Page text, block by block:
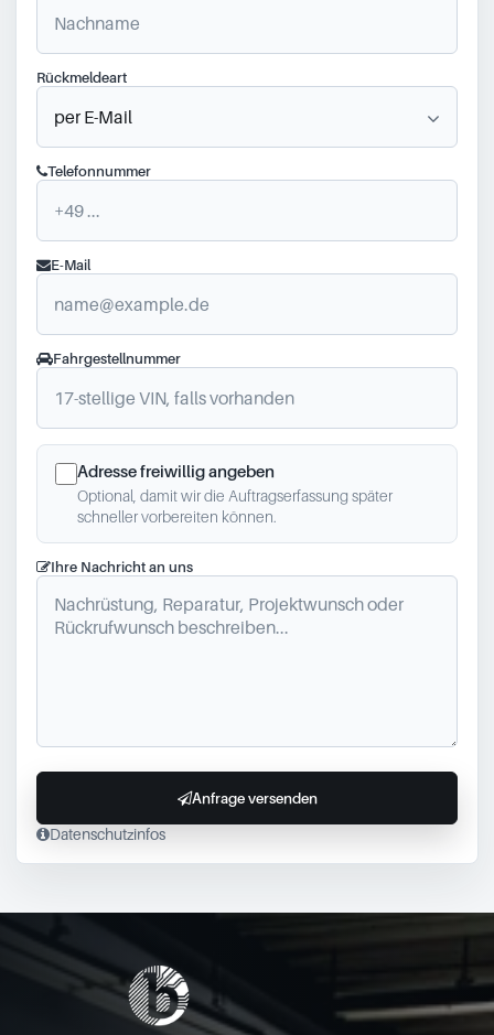
Rückmeldeart
Telefonnummer
E-Mail
Fahrgestellnummer
Adresse freiwillig angeben
Optional, damit wir die Auftragserfassung später
schneller vorbereiten können.
Ihre Nachricht an uns
Datenschutzinfos
Anfrage versenden